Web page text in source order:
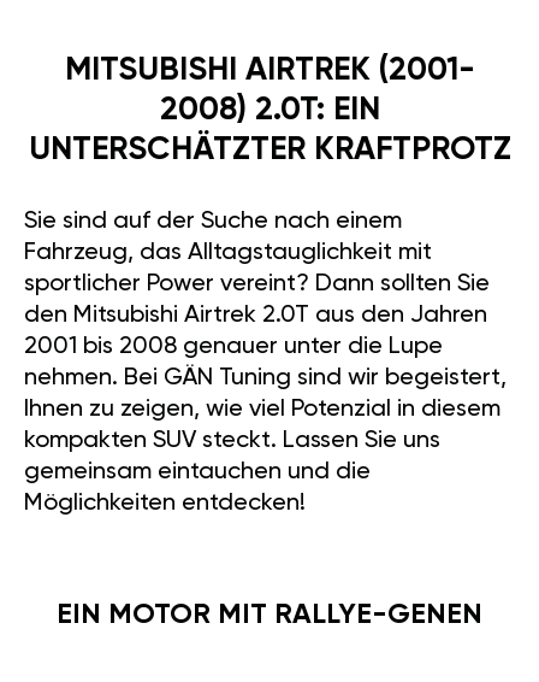
MITSUBISHI AIRTREK (2001-
2008) 2.0T: EIN
UNTERSCHÄTZTER KRAFTPROTZ
Sie sind auf der Suche nach einem
Fahrzeug, das Alltagstauglichkeit mit
sportlicher Power vereint? Dann sollten Sie
den Mitsubishi Airtrek 2.0T aus den Jahren
2001 bis 2008 genauer unter die Lupe
nehmen. Bei GÄN Tuning sind wir begeistert,
Ihnen zu zeigen, wie viel Potenzial in diesem
kompakten SUV steckt. Lassen Sie uns
gemeinsam eintauchen und die
Möglichkeiten entdecken!
EIN MOTOR MIT RALLYE-GENEN